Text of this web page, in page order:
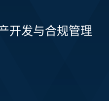
开发与合规管理